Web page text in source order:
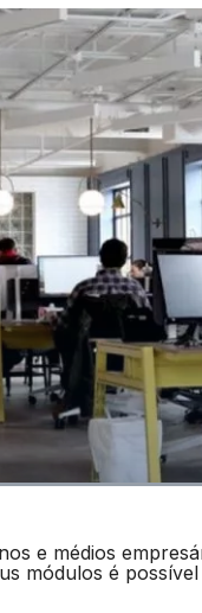
e médios
módulos é